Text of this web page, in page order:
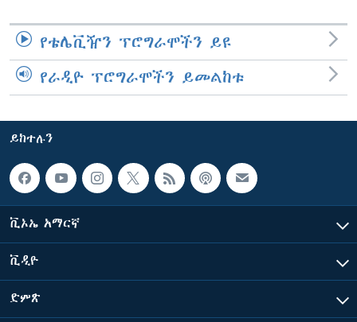
የቴሌቪዥን ፕሮግራሞችን ይዩ
የራዲዮ ፕሮግራሞችን ይመልከቱ
ይከተሉን
ቪኦኤ አማርኛ
ቪዲዮ
ድምጽ